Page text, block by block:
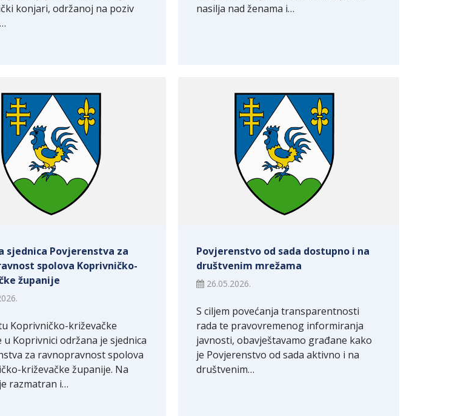
konjari, održanoj na poziv
nasilja nad ženama i…
sjednica Povjerenstva za
spolova Koprivničko-
županije
Koprivničko-križevačke
u Koprivnici održana je sjednica
za ravnopravnost spolova
križevačke županije. Na
razmatran i…
Povjerenstvo od sada dostupno i na
društvenim mrežama
26.05.2026.
S ciljem povećanja transparentnosti
rada te pravovremenog informiranja
javnosti, obavještavamo građane kako
je Povjerenstvo od sada aktivno i na
društvenim…